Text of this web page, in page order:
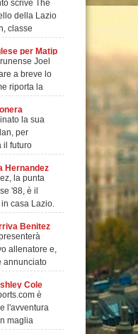
scrive The
della Lazio
classe
per Matip
Joel
a breve lo
riporta la
la sua
per
il futuro
Hernandez
la punta
'88, è il
casa Lazio.
Benitez
allenatore e,
annunciato
Cole
è
l'avventura
maglia